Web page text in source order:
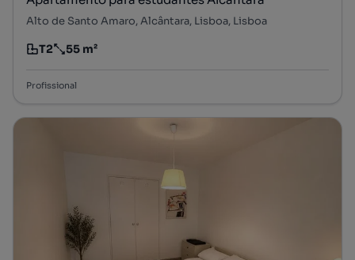
Alto de Santo Amaro, Alcântara, Lisboa, Lisboa
Tipologia
T2
Preço por metro quadrado
55 m²
Profissional